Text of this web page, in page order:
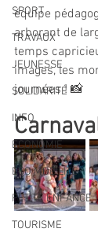
SPORT
TRAVAUX
JEUNESSE
SOLIDARITÉ
INFO
ECONOMIE
ECO MOBILITE
PETITE ENFANCE
TOURISME
équipe
arborant de
temps
images, les
journées ! 📸